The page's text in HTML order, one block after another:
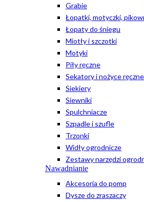
Grabie
Łopatki, motyczki,
Łopaty do śniegu
Miotły i szczotki
Motyki
Piły ręczne
Sekatory i nożyce ręczne
Siekiery
Siewniki
Spulchniacze
Szpadle i szufle
Trzonki
Widły ogrodnicze
Zestawy narzędzi
Nawadnianie
Akcesoria do pomp
Dysze do zraszaczy